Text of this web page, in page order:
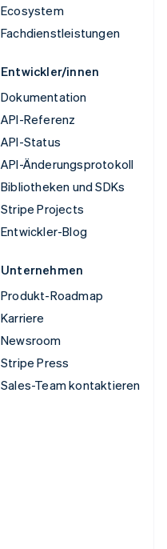
Ecosystem
Fachdienstleistungen
Entwickler/innen
Dokumentation
API-Referenz
API-Status
API-Änderungsprotokoll
Bibliotheken und SDKs
Stripe Projects
Entwickler-Blog
Unternehmen
Produkt-Roadmap
Karriere
Newsroom
Stripe Press
Sales-Team kontaktieren